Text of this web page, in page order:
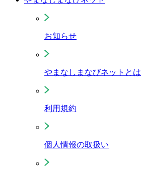
お知らせ
やまなしまなびネットとは
利用規約
個人情報の取扱い